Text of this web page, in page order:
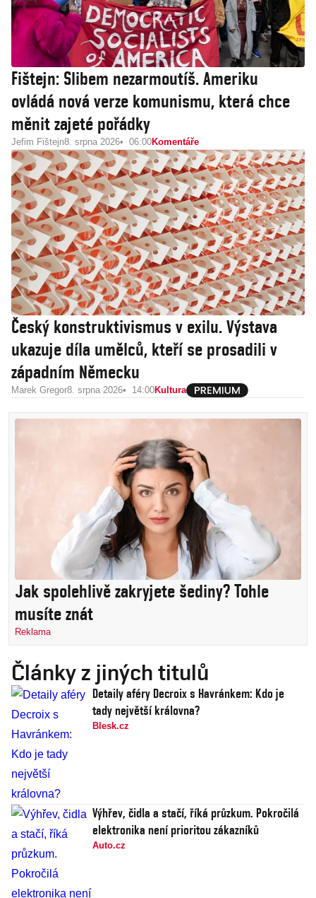
Fištejn: Slibem nezarmoutíš. Ameriku
ovládá nová verze komunismu, která chce
měnit zajeté pořádky
Jefim Fištejn8. srpna 2026 06:00Komentáře
Český konstruktivismus v exilu. Výstava
ukazuje díla umělců, kteří se prosadili v
západním Německu
Marek Gregor8. srpna 2026 14:00Kultura
Jak spolehlivě zakryjete šediny? Tohle
musíte znát
Reklama
Články z jiných titulů
Detaily aféry Decroix s Havránkem: Kdo je
tady největší královna?
Blesk.cz
Výhřev, čidla a stačí, říká průzkum. Pokročilá
elektronika není prioritou zákazníků
Auto.cz